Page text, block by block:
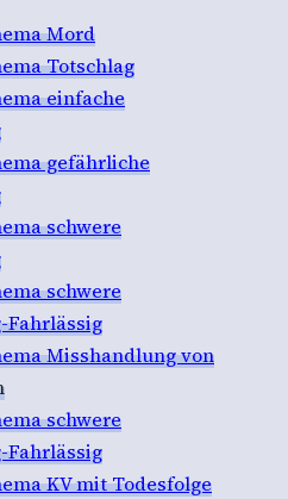
Mord
Totschlag
einfache
gefährliche
schwere
schwere
Misshandlung von
schwere
KV mit Todesfolge